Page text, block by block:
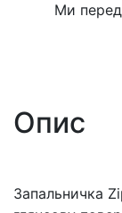
Ми
Опис
Запальничка